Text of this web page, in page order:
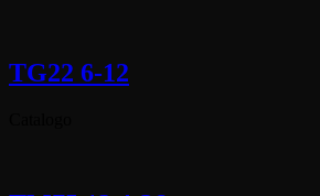
TG22 6-12